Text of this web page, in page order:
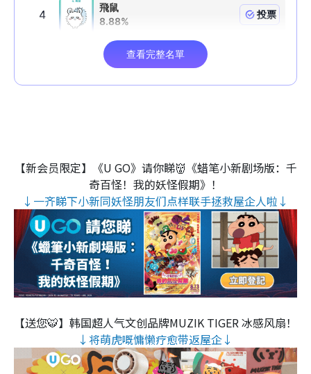
【新会员限定】《U GO》请你睇👹《蜡笔小新剧场版：千
奇百怪！我的妖怪假期》！
↓一齐睇下小新同妖怪朋友们点样联手拯救屋企人啦↓
【送您🐯】韩国超人气文创品牌MUZIK TIGER 冰感风扇！
↓将萌虎嘅慵懒疗愈带返屋企↓